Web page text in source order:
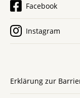
Facebook
Instagram
Erklärung zur